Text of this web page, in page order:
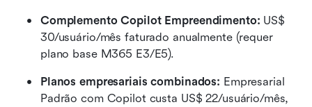
Complemento Copilot Empreendimento: US$
30/usuário/mês faturado anualmente (requer
plano base M365 E3/E5).
Planos empresariais combinados: Empresarial
Padrão com Copilot custa US$ 22/usuário/mês,